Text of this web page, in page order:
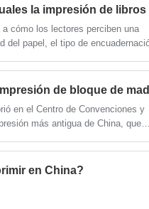
--
cómo los lectores perciben una
papel, el tipo de
de impresión, el objetivo es
cumpla con las expectativas del
en el Centro de Convenciones y
más antigua de China, que
una pintura de Año Nuevo de
ellos mismos.
en China?